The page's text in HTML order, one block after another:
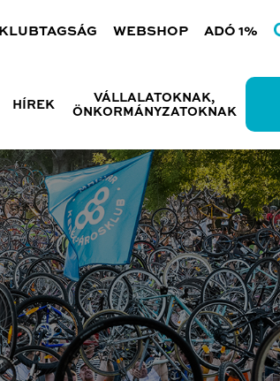
KLUBTAGSÁG WEBSHOP ADÓ 1%
HÍREK
VÁLLALATOKNAK,
ÖNKORMÁNYZATOKNAK